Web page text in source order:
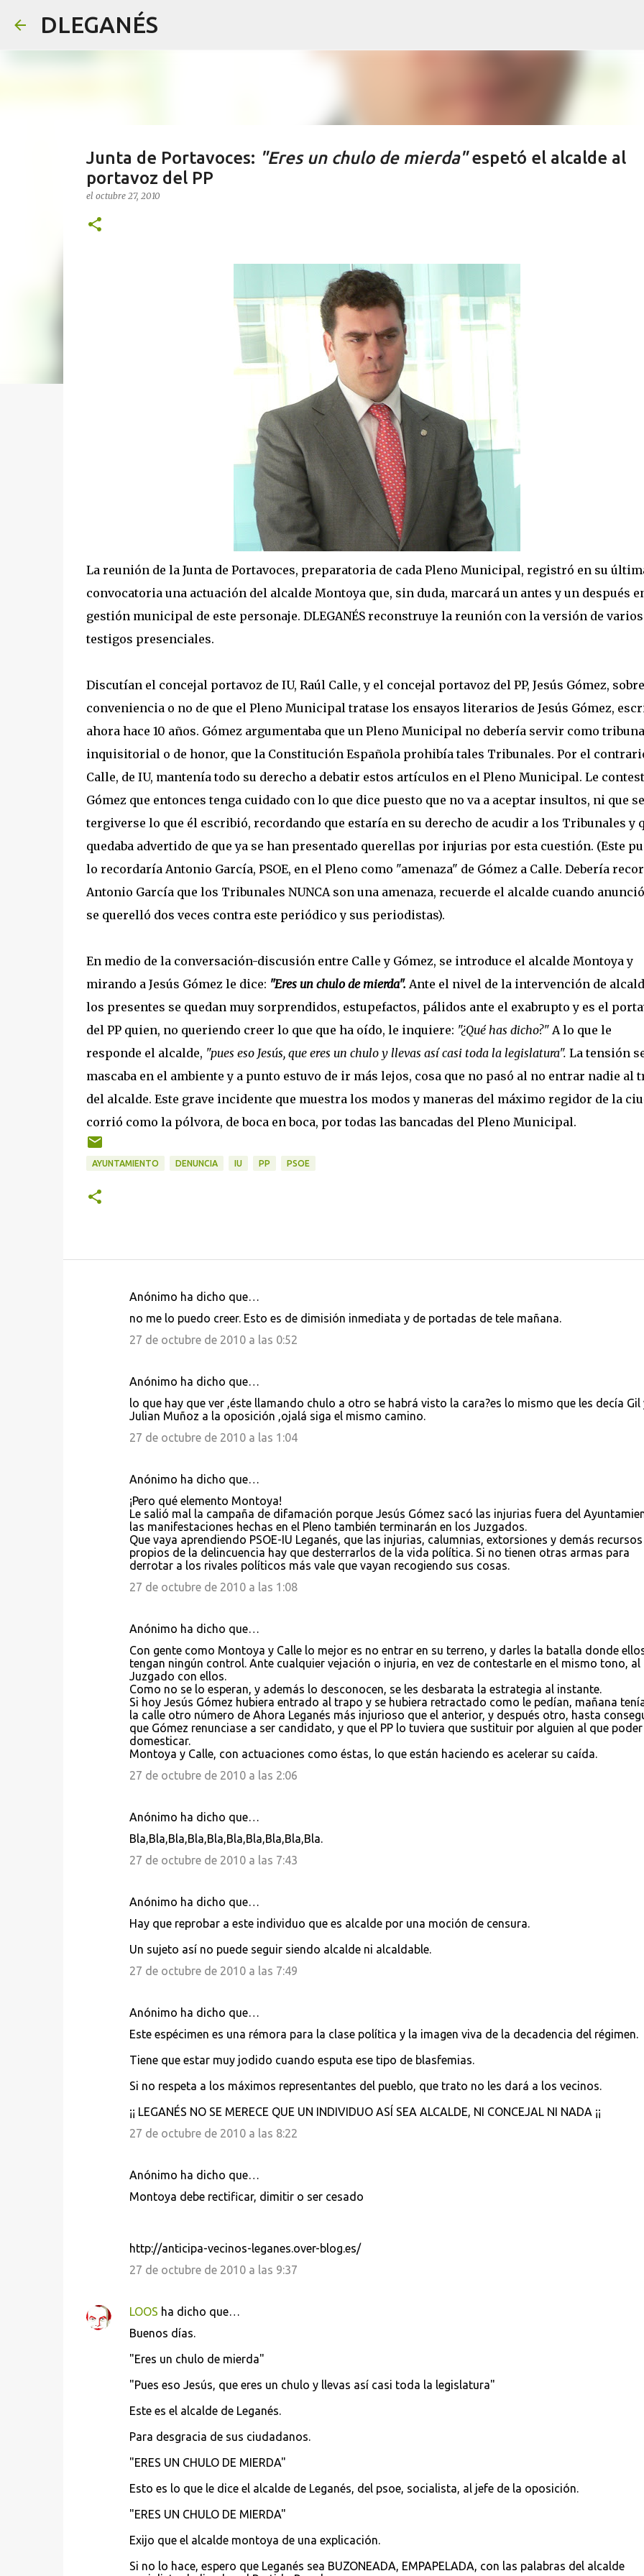
DLEGANÉS
Junta de Portavoces: "Eres un chulo de mierda"espetó el alcalde al
portavoz del PP
el octubre 27, 2010
La reunión de la Junta de Portavoces, preparatoria de cada Pleno Municipal, registró en su
convocatoria una actuación del alcalde Montoya que, sin duda, marcará un antes y un después
gestión municipal de este personaje. DLEGANÉS reconstruye la reunión con la versión de varios
testigos presenciales.
Discutían el concejal portavoz de IU, Raúl Calle, y el concejal portavoz del PP, Jesús Gómez,
conveniencia o no de que el Pleno Municipal tratase los ensayos literarios de Jesús Gómez,
ahora hace 10 años. Gómez argumentaba que un Pleno Municipal no debería servir como
inquisitorial o de honor, que la Constitución Española prohibía tales Tribunales. Por el
Calle, de IU, mantenía todo su derecho a debatir estos artículos en el Pleno Municipal. Le
Gómez que entonces tenga cuidado con lo que dice puesto que no va a aceptar insultos, ni que se
tergiverse lo que él escribió, recordando que estaría en su derecho de acudir a los Tribunales y
quedaba advertido de que ya se han presentado querellas por injurias por esta cuestión. (Este
lo recordaría Antonio García, PSOE, en el Pleno como "amenaza" de Gómez a Calle. Debería
Antonio García que los Tribunales NUNCA son una amenaza, recuerde el alcalde cuando
se querelló dos veces contra este periódico y sus periodistas).
En medio de la conversación-discusión entre Calle y Gómez, se introduce el alcalde Montoya y
mirando a Jesús Gómez le dice: "Eres un chulo de mierda". Ante el nivel de la intervención de
los presentes se quedan muy sorprendidos, estupefactos, pálidos ante el exabrupto y es el
del PP quien, no queriendo creer lo que que ha oído, le inquiere: "¿Qué has dicho?"A lo que le
responde el alcalde, "pues eso Jesús, que eres un chulo y llevas así casi toda la legislatura". La tensión
mascaba en el ambiente y a punto estuvo de ir más lejos, cosa que no pasó al no entrar nadie al
del alcalde. Este grave incidente que muestra los modos y maneras del máximo regidor de la
corrió como la pólvora, de boca en boca, por todas las bancadas del Pleno Municipal.
AYUNTAMIENTO DENUNCIA IU PP PSOE
Anónimo ha dicho que…
no me lo puedo creer. Esto es de dimisión inmediata y de portadas de tele mañana.
27 de octubre de 2010 a las 0:52
Anónimo ha dicho que…
lo que hay que ver ,éste llamando chulo a otro se habrá visto la cara?es lo mismo que les decía Gil
Julian Muñoz a la oposición ,ojalá siga el mismo camino.
27 de octubre de 2010 a las 1:04
Anónimo ha dicho que…
¡Pero qué elemento Montoya!
Le salió mal la campaña de difamación porque Jesús Gómez sacó las injurias fuera del
las manifestaciones hechas en el Pleno también terminarán en los Juzgados.
Que vaya aprendiendo PSOE-IU Leganés, que las injurias, calumnias, extorsiones y demás recursos
propios de la delincuencia hay que desterrarlos de la vida política. Si no tienen otras armas para
derrotar a los rivales políticos más vale que vayan recogiendo sus cosas.
27 de octubre de 2010 a las 1:08
Anónimo ha dicho que…
Con gente como Montoya y Calle lo mejor es no entrar en su terreno, y darles la batalla donde
tengan ningún control. Ante cualquier vejación o injuria, en vez de contestarle en el mismo tono, al
Juzgado con ellos.
Como no se lo esperan, y además lo desconocen, se les desbarata la estrategia al instante.
Si hoy Jesús Gómez hubiera entrado al trapo y se hubiera retractado como le pedían, mañana
la calle otro número de Ahora Leganés más injurioso que el anterior, y después otro, hasta
que Gómez renunciase a ser candidato, y que el PP lo tuviera que sustituir por alguien al que poder
domesticar.
Montoya y Calle, con actuaciones como éstas, lo que están haciendo es acelerar su caída.
27 de octubre de 2010 a las 2:06
Anónimo ha dicho que…
Bla,Bla,Bla,Bla,Bla,Bla,Bla,Bla,Bla,Bla.
27 de octubre de 2010 a las 7:43
Anónimo ha dicho que…
Hay que reprobar a este individuo que es alcalde por una moción de censura.
Un sujeto así no puede seguir siendo alcalde ni alcaldable.
27 de octubre de 2010 a las 7:49
Anónimo ha dicho que…
Este espécimen es una rémora para la clase política y la imagen viva de la decadencia del régimen.
Tiene que estar muy jodido cuando esputa ese tipo de blasfemias.
Si no respeta a los máximos representantes del pueblo, que trato no les dará a los vecinos.
¡¡ LEGANÉS NO SE MERECE QUE UN INDIVIDUO ASÍ SEA ALCALDE, NI CONCEJAL NI NADA ¡¡
27 de octubre de 2010 a las 8:22
Anónimo ha dicho que…
Montoya debe rectificar, dimitir o ser cesado
http://anticipa-vecinos-leganes.over-blog.es/
27 de octubre de 2010 a las 9:37
LOOS ha dicho que…
Buenos días.
"Eres un chulo de mierda"
"Pues eso Jesús, que eres un chulo y llevas así casi toda la legislatura"
Este es el alcalde de Leganés.
Para desgracia de sus ciudadanos.
"ERES UN CHULO DE MIERDA"
Esto es lo que le dice el alcalde de Leganés, del psoe, socialista, al jefe de la oposición.
"ERES UN CHULO DE MIERDA"
Exijo que el alcalde montoya de una explicación.
Si no lo hace, espero que Leganés sea BUZONEADA, EMPAPELADA, con las palabras del alcalde